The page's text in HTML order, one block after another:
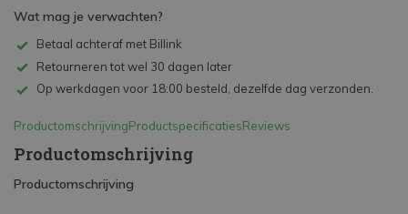
Wat mag je verwachten?
Betaal achteraf met Billink
Retourneren tot wel 30 dagen later
Op werkdagen voor 18:00 besteld, dezelfde dag verzonden.
ProductomschrijvingProductspecificatiesReviews
Productomschrijving
Productomschrijving